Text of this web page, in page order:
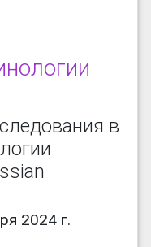
в
2024 г.